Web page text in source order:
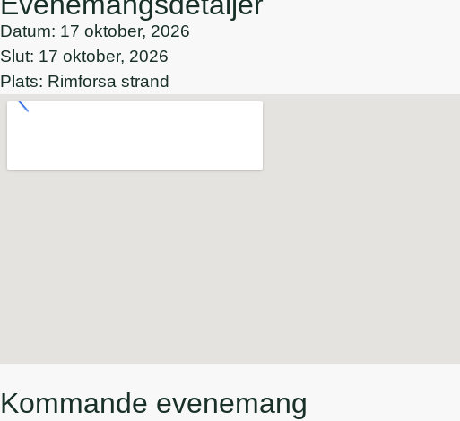
Datum: 17 oktober, 2026
Slut: 17 oktober, 2026
Plats: Rimforsa strand
Kommande evenemang